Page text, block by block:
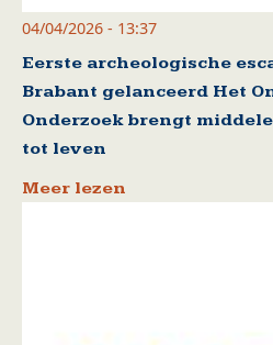
04/04/2026 - 13:37
Eerste archeologische
Brabant gelanceerd Het
Onderzoek brengt
tot leven
Meer lezen